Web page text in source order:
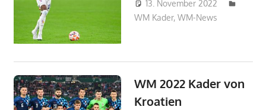
13. November 2022
WM Kader,WM-News
WM 2022 Kader von
Kroatien